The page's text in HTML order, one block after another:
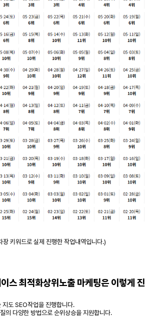
장 키워드로 실제 진행한 작업내역입니다.)
스 최적화상위노출 마케팅은 이렇게 진
지도 SEO작업을 진행합니다.
의 다양한 방법으로 순위상승을 지원합니다.